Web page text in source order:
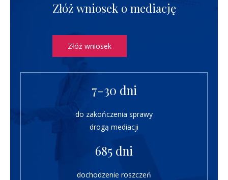
Złóż wniosek o mediację
Złóż wniosek
7-30 dni
do zakończenia sprawy
drogą mediacji
685 dni
dochodzenie roszczeń